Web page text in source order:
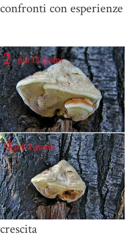
con esperienze